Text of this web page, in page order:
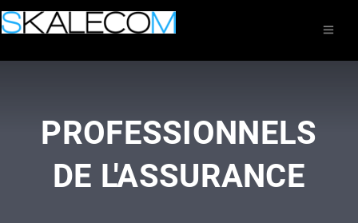
PROFESSIONNELS
DE L'ASSURANCE